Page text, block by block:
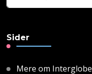
Sider
Mere om Interglobe